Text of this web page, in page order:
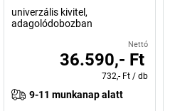
univerzális kivitel,
adagolódobozban
Nettó
36.590,- Ft
732,- Ft / db
9-11 munkanap alatt